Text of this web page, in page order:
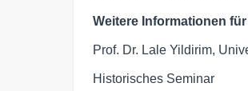
Weitere Informationen
Prof. Dr. Lale Yildirim,
Historisches Seminar